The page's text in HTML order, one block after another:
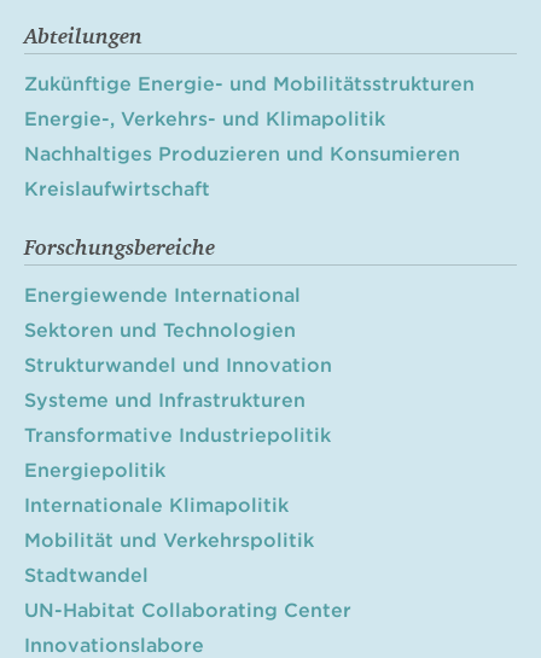
Abteilungen
Zukünftige Energie- und Mobilitätsstrukturen
Energie-, Verkehrs- und Klimapolitik
Nachhaltiges Produzieren und Konsumieren
Kreislaufwirtschaft
Forschungsbereiche
Energiewende International
Sektoren und Technologien
Strukturwandel und Innovation
Systeme und Infrastrukturen
Transformative Industriepolitik
Energiepolitik
Internationale Klimapolitik
Mobilität und Verkehrspolitik
Stadtwandel
UN-Habitat Collaborating Center
Innovationslabore